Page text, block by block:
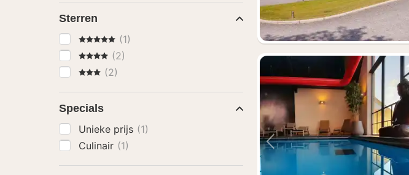
Vorige foto
Sterren
5 Sterren(1)
4 Sterren
(2)
3 Sterren
(2)
Specials
Unieke prijs (1)
Culinair (1)